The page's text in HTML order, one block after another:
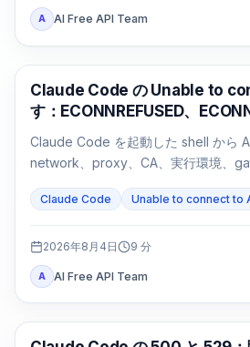
A AI Free API Team
Claude Code
Claude Code の Unable to
す：ECONNREFUSED、
Claude Code を起動した shell から
network、proxy、CA、実行環境、
Claude Code Unable to connect to
2026年8月4日 9 分
A AI Free API Team
Claude Code